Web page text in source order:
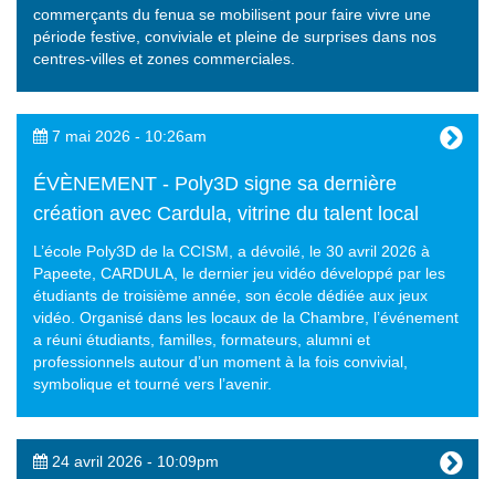
commerçants du fenua se mobilisent pour faire vivre une
période festive, conviviale et pleine de surprises dans nos
centres-villes et zones commerciales.
7 mai 2026 - 10:26am
ÉVÈNEMENT - Poly3D signe sa dernière
création avec Cardula, vitrine du talent local
L’école Poly3D de la CCISM, a dévoilé, le 30 avril 2026 à
Papeete, CARDULA, le dernier jeu vidéo développé par les
étudiants de troisième année, son école dédiée aux jeux
vidéo. Organisé dans les locaux de la Chambre, l’événement
a réuni étudiants, familles, formateurs, alumni et
professionnels autour d’un moment à la fois convivial,
symbolique et tourné vers l’avenir.
24 avril 2026 - 10:09pm